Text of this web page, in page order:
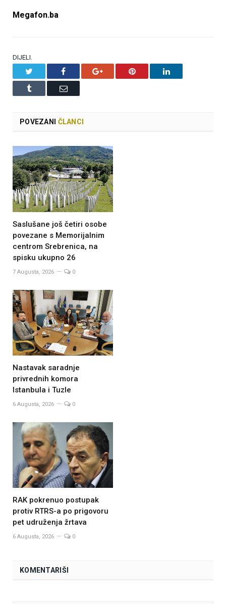
Megafon.ba
DIJELI.
Facebook Google+ Pinterest LinkedIn
Tumblr Email
POVEZANI ČLANCI
Saslušane još četiri osobe
povezane s Memorijalnim
centrom Srebrenica, na
spisku ukupno 26
7 Augusta, 2026 0
Nastavak saradnje
privrednih komora
Istanbula i Tuzle
6 Augusta, 2026 0
RAK pokrenuo postupak
protiv RTRS-a po prigovoru
pet udruženja žrtava
6 Augusta, 2026 0
KOMENTARIŠI